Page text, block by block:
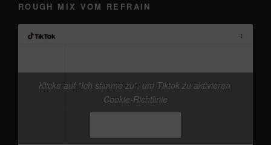
ROUGH MIX VOM REFRAIN
@frankiebandneuer Track von mir. mal wieder
den Kopf freikriegen#Ostsee #Fehmarn
Klicke auf "Ich stimme zu", um Tiktok zu aktivieren
Cookie-Richtlinie